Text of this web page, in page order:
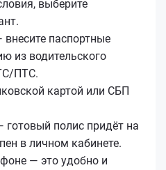
выберите
паспортные
из водительского
ПТС.
картой или СБП
готовый полис придёт на
в личном кабинете.
— это удобно и